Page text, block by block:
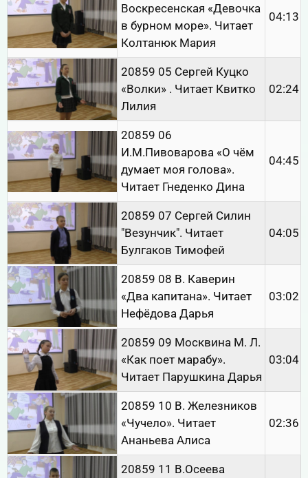
Воскресенская «Девочка
в бурном море». Читает
Колтанюк Мария
04:13
20859 05 Сергей Куцко
«Волки» . Читает Квитко
Лилия
02:24
20859 06
И.М.Пивоварова «О чём
думает моя голова».
Читает Гнеденко Дина
04:45
20859 07 Сергей Силин
"Везунчик". Читает
Булгаков Тимофей
04:05
20859 08 В. Каверин
«Два капитана». Читает
Нефёдова Дарья
03:02
20859 09 Москвина М. Л.
«Как поет марабу».
Читает Парушкина Дарья
03:04
20859 10 В. Железников
«Чучело». Читает
Ананьева Алиса
02:36
20859 11 В.Осеева